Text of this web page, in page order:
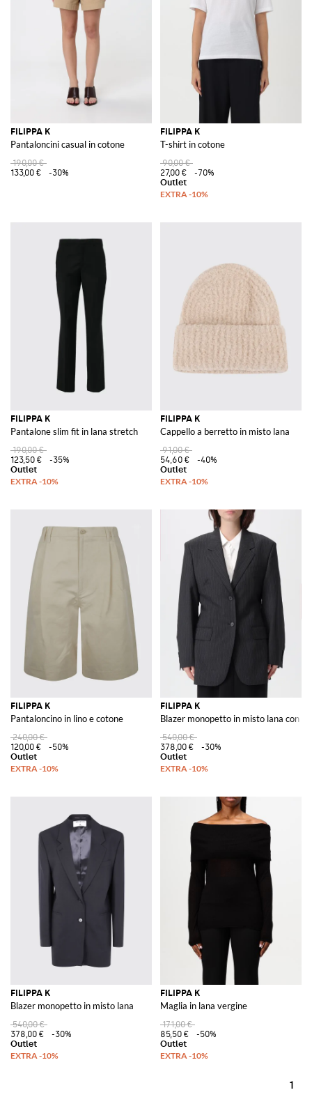
FILIPPA K
Pantaloncini casual in cotone
190,00 €
133,00 €
-30%
FILIPPA K
T-shirt in cotone
90,00 €
27,00 €
-70%
FILIPPA K
Pantalone slim fit in lana stretch
190,00 €
123,50 €
-35%
FILIPPA K
Cappello a berretto in misto lana
91,00 €
54,60 €
-40%
FILIPPA K
Pantaloncino in lino e cotone
240,00 €
120,00 €
-50%
FILIPPA K
Blazer monopetto in misto lana con
540,00 €
378,00 €
-30%
FILIPPA K
Blazer monopetto in misto lana
540,00 €
378,00 €
-30%
FILIPPA K
Maglia in lana vergine
171,00 €
85,50 €
-50%
1